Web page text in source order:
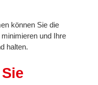
können Sie die
und Ihre
halten.